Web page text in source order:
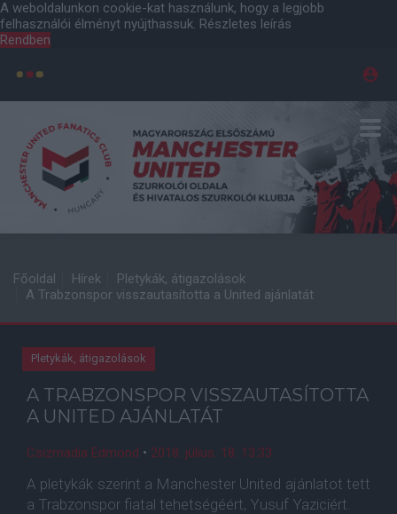
A weboldalunkon cookie-kat használunk, hogy a legjobb
felhasználói élményt nyújthassuk. Részletes leírás
Rendben
Főoldal Hírek
Pletykák, átigazolások
A Trabzonspor visszautasította a United ajánlatát
Pletykák, átigazolások
A TRABZONSPOR VISSZAUTASÍTOTTA
A UNITED AJÁNLATÁT
Csizmadia Edmond • 2018. július. 18. 13:33
A pletykák szerint a Manchester United ajánlatot tett
a Trabzonspor fiatal tehetségéért, Yusuf Yaziciért.